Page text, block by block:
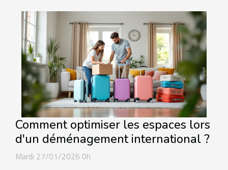
Comment optimiser les espaces lors
d'un déménagement international ?
Mardi 27/01/2026 0h